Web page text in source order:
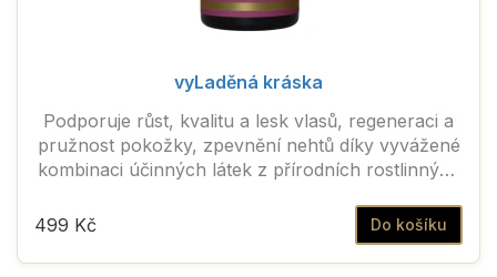
vyLaděná kráska
Podporuje růst, kvalitu a lesk vlasů, regeneraci a
pružnost pokožky, zpevnění nehtů díky vyvážené
kombinaci účinných látek z přírodních rostlinných
Do košíku
499 Kč